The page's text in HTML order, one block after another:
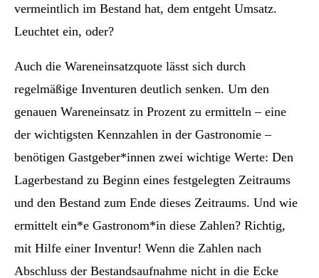
vermeintlich im Bestand hat, dem entgeht Umsatz.
Leuchtet ein, oder?
Auch die Wareneinsatzquote lässt sich durch
regelmäßige Inventuren deutlich senken. Um den
genauen Wareneinsatz in Prozent zu ermitteln – eine
der wichtigsten Kennzahlen in der Gastronomie –
benötigen Gastgeber*innen zwei wichtige Werte: Den
Lagerbestand zu Beginn eines festgelegten Zeitraums
und den Bestand zum Ende dieses Zeitraums. Und wie
ermittelt ein*e Gastronom*in diese Zahlen? Richtig,
mit Hilfe einer Inventur! Wenn die Zahlen nach
Abschluss der Bestandsaufnahme nicht in die Ecke